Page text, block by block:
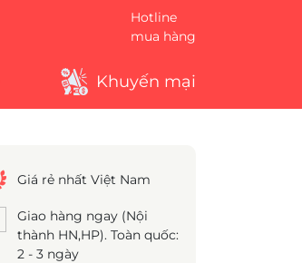
Hotline
mua hàng
Khuyến mại
Giá rẻ nhất Việt Nam
Giao hàng ngay (Nội
thành HN,HP). Toàn quốc:
2 - 3 ngày